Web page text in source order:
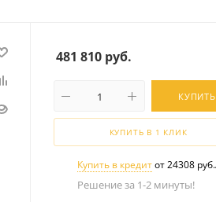
481 810 руб.
КУПИТЬ
КУПИТЬ В 1 КЛИК
Купить в кредитот 24308
Решение за 1-2 минуты!